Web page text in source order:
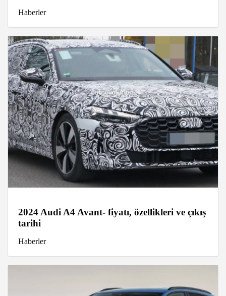
Haberler
2024 Audi A4 Avant- fiyatı, özellikleri ve çıkış
tarihi
Haberler